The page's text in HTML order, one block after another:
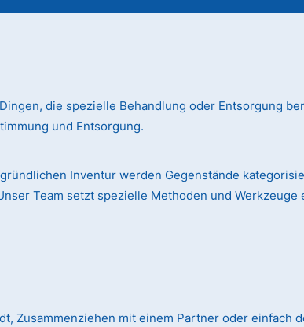
die spezielle Behandlung oder Entsorgung
und Entsorgung.
Inventur werden Gegenstände
Team setzt spezielle Methoden und
Zusammenziehen mit einem Partner oder einfach